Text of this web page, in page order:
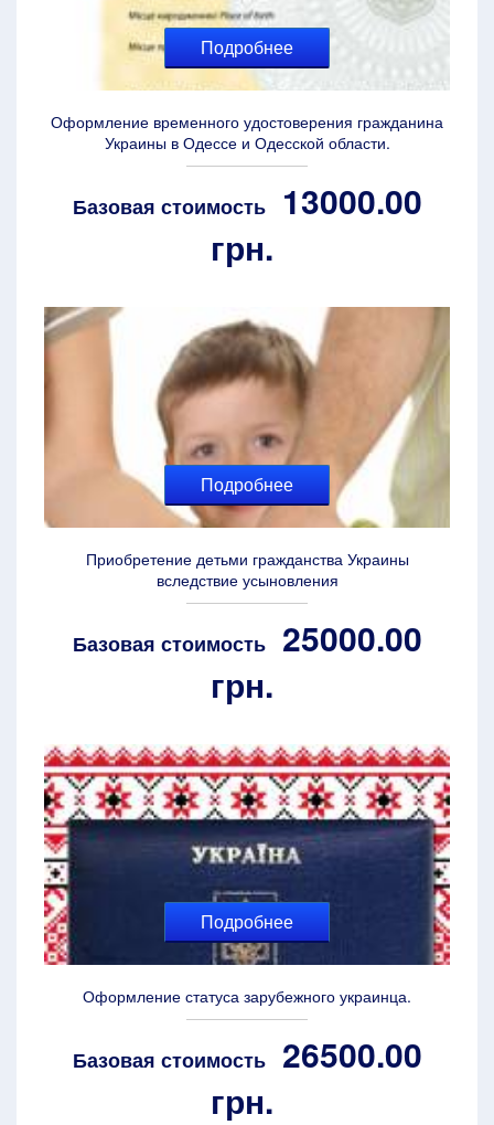
Подробнее
Оформление временного удостоверения гражданина
Украины в Одессе и Одесской области.
Базовая стоимость
13000.00
грн.
Подробнее
Приобретение детьми гражданства Украины
вследствие усыновления
Базовая стоимость
25000.00
грн.
Подробнее
Оформление статуса зарубежного украинца.
Базовая стоимость
26500.00
грн.